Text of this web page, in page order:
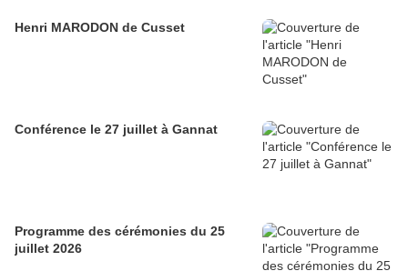
Henri MARODON de Cusset
Conférence le 27 juillet à Gannat
Programme des cérémonies du 25
juillet 2026